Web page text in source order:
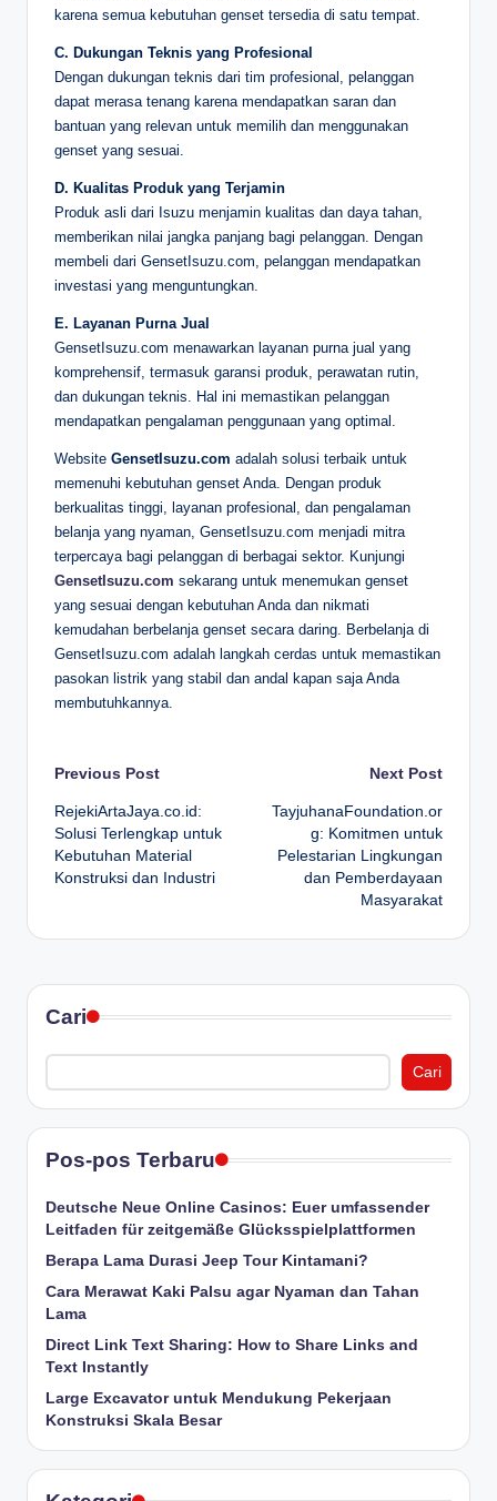
karena semua kebutuhan genset tersedia di satu tempat.
C. Dukungan Teknis yang Profesional
Dengan dukungan teknis dari tim profesional, pelanggan
dapat merasa tenang karena mendapatkan saran dan
bantuan yang relevan untuk memilih dan menggunakan
genset yang sesuai.
D. Kualitas Produk yang Terjamin
Produk asli dari Isuzu menjamin kualitas dan daya tahan,
memberikan nilai jangka panjang bagi pelanggan. Dengan
membeli dari GensetIsuzu.com, pelanggan mendapatkan
investasi yang menguntungkan.
E. Layanan Purna Jual
GensetIsuzu.com menawarkan layanan purna jual yang
komprehensif, termasuk garansi produk, perawatan rutin,
dan dukungan teknis. Hal ini memastikan pelanggan
mendapatkan pengalaman penggunaan yang optimal.
Website GensetIsuzu.com adalah solusi terbaik untuk
memenuhi kebutuhan genset Anda. Dengan produk
berkualitas tinggi, layanan profesional, dan pengalaman
belanja yang nyaman, GensetIsuzu.com menjadi mitra
terpercaya bagi pelanggan di berbagai sektor. Kunjungi
GensetIsuzu.com sekarang untuk menemukan genset
yang sesuai dengan kebutuhan Anda dan nikmati
kemudahan berbelanja genset secara daring. Berbelanja di
GensetIsuzu.com adalah langkah cerdas untuk memastikan
pasokan listrik yang stabil dan andal kapan saja Anda
membutuhkannya.
Post
navigation
Previous Post
RejekiArtaJaya.co.id:
Solusi Terlengkap untuk
Kebutuhan Material
Konstruksi dan Industri
Next Post
TayjuhanaFoundation.or
g: Komitmen untuk
Pelestarian Lingkungan
dan Pemberdayaan
Masyarakat
Cari
Cari
Pos-pos Terbaru
Deutsche Neue Online Casinos: Euer umfassender
Leitfaden für zeitgemäße Glücksspielplattformen
Berapa Lama Durasi Jeep Tour Kintamani?
Cara Merawat Kaki Palsu agar Nyaman dan Tahan
Lama
Direct Link Text Sharing: How to Share Links and
Text Instantly
Large Excavator untuk Mendukung Pekerjaan
Konstruksi Skala Besar